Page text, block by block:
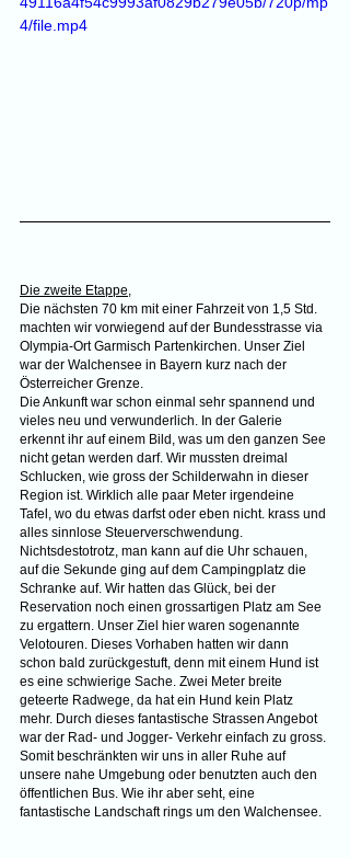
4/file.mp4
Die zweite Etappe,
Die nächsten 70 km mit einer Fahrzeit von 1,5 Std.
machten wir vorwiegend auf der Bundesstrasse via
Olympia-Ort Garmisch Partenkirchen. Unser Ziel
war der Walchensee in Bayern kurz nach der
Österreicher Grenze.
Die Ankunft war schon einmal sehr spannend und
vieles neu und verwunderlich. In der Galerie
erkennt ihr auf einem Bild, was um den ganzen See
nicht getan werden darf. Wir mussten dreimal
Schlucken, wie gross der Schilderwahn in dieser
Region ist. Wirklich alle paar Meter irgendeine
Tafel, wo du etwas darfst oder eben nicht. krass und
alles sinnlose Steuerverschwendung.
Nichtsdestotrotz, man kann auf die Uhr schauen,
auf die Sekunde ging auf dem Campingplatz die
Schranke auf. Wir hatten das Glück, bei der
Reservation noch einen grossartigen Platz am See
zu ergattern. Unser Ziel hier waren sogenannte
Velotouren. Dieses Vorhaben hatten wir dann
schon bald zurückgestuft, denn mit einem Hund ist
es eine schwierige Sache. Zwei Meter breite
geteerte Radwege, da hat ein Hund kein Platz
mehr. Durch dieses fantastische Strassen Angebot
war der Rad- und Jogger- Verkehr einfach zu gross.
Somit beschränkten wir uns in aller Ruhe auf
unsere nahe Umgebung oder benutzten auch den
öffentlichen Bus. Wie ihr aber seht, eine
fantastische Landschaft rings um den Walchensee.